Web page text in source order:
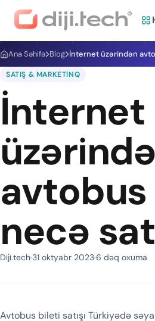
Ana Səhifə Blog İnternet üzərindən
SATIŞ & MARKETINQ
İnternet
necə
Diji.tech31 oktyabr 20236 dəq oxuma
Avtobus bileti satışı Türkiyədə